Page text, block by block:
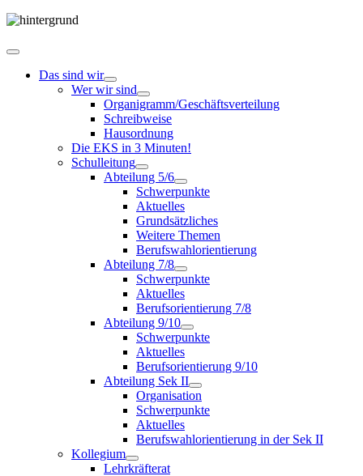
Das sind wir
Wer wir sind
Organigramm/Geschäftsverteilung
Schreibweise
Hausordnung
Die EKS in 3 Minuten!
Schulleitung
Abteilung 5/6
Schwerpunkte
Aktuelles
Grundsätzliches
Weitere Themen
Berufswahlorientierung
Abteilung 7/8
Schwerpunkte
Aktuelles
Berufsorientierung 7/8
Abteilung 9/10
Schwerpunkte
Aktuelles
Berufsorientierung 9/10
Abteilung Sek II
Organisation
Schwerpunkte
Aktuelles
Berufswahlorientierung in der Sek II
Kollegium
Lehrkräfterat